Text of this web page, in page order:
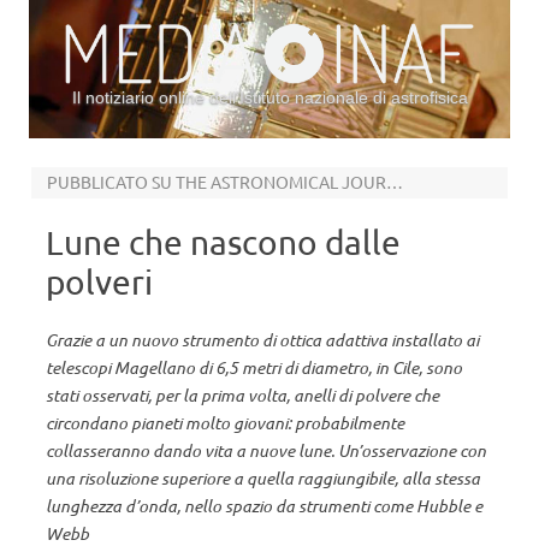
Il notiziario online dell’Istituto nazionale di astrofisica
PUBBLICATO SU THE ASTRONOMICAL JOURNAL
Lune che nascono dalle
polveri
Grazie a un nuovo strumento di ottica adattiva installato ai
telescopi Magellano di 6,5 metri di diametro, in Cile, sono
stati osservati, per la prima volta, anelli di polvere che
circondano pianeti molto giovani: probabilmente
collasseranno dando vita a nuove lune. Un’osservazione con
una risoluzione superiore a quella raggiungibile, alla stessa
lunghezza d’onda, nello spazio da strumenti come Hubble e
Webb